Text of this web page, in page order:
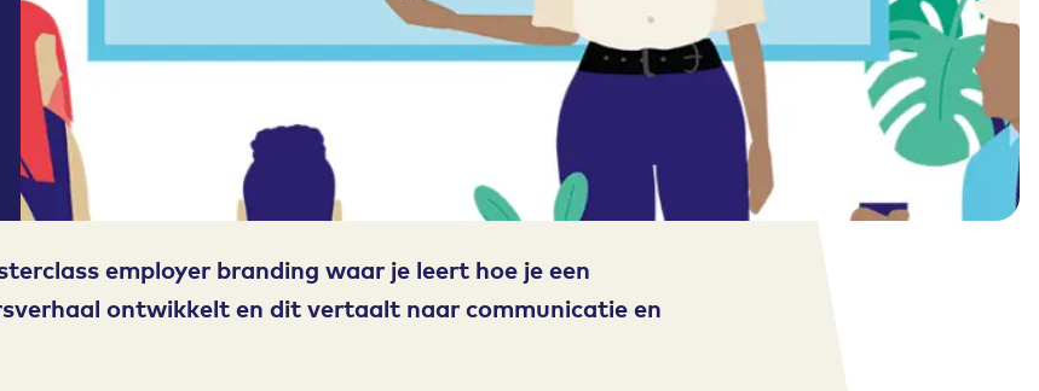
employer branding waar je leert hoe je een
ontwikkelt en dit vertaalt naar communicatie en